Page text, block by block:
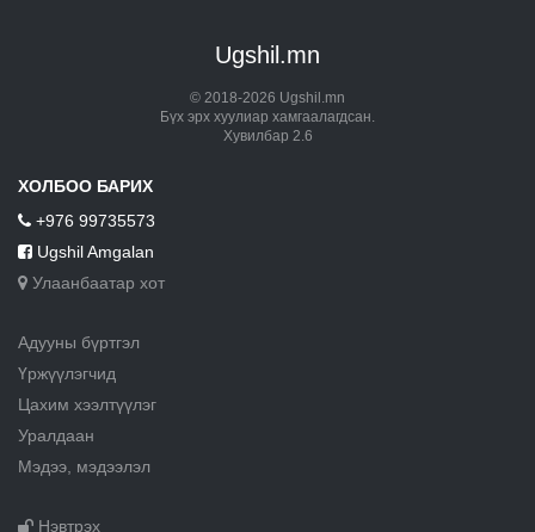
Ugshil.mn
© 2018-2026 Ugshil.mn
Бүх эрх хуулиар хамгаалагдсан.
Хувилбар 2.6
ХОЛБОО БАРИХ
+976 99735573
Ugshil Amgalan
Улаанбаатар хот
Адууны бүртгэл
Үржүүлэгчид
Цахим хээлтүүлэг
Уралдаан
Мэдээ, мэдээлэл
Нэвтрэх